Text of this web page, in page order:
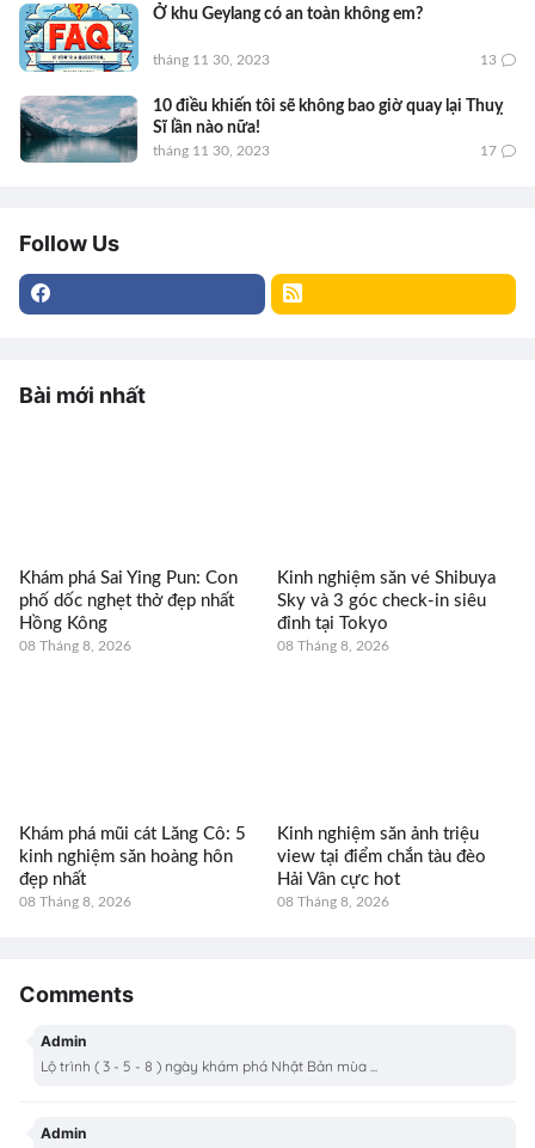
Ở khu Geylang có an toàn không em?
tháng 11 30, 2023 13
10 điều khiến tôi sẽ không bao giờ quay lại Thuỵ
Sĩ lần nào nữa!
tháng 11 30, 2023 17
Follow Us
Bài mới nhất
Khám phá Sai Ying Pun: Con
phố dốc nghẹt thở đẹp nhất
Hồng Kông
08 Tháng 8, 2026
Kinh nghiệm săn vé Shibuya
Sky và 3 góc check-in siêu
đỉnh tại Tokyo
08 Tháng 8, 2026
Khám phá mũi cát Lăng Cô: 5
kinh nghiệm săn hoàng hôn
đẹp nhất
08 Tháng 8, 2026
Kinh nghiệm săn ảnh triệu
view tại điểm chắn tàu đèo
Hải Vân cực hot
08 Tháng 8, 2026
Comments
Admin
Lộ trình ( 3 - 5 - 8 ) ngày khám phá Nhật Bản mùa ...
Admin